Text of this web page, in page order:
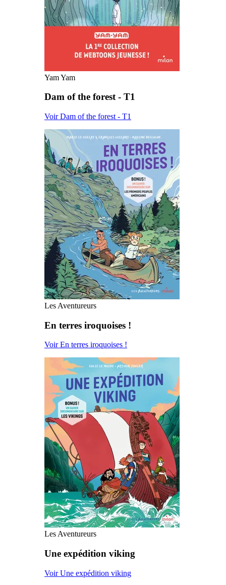
Yam Yam
Dam of the forest - T1
Voir Dam of the forest - T1
Les Aventureurs
En terres iroquoises !
Voir En terres iroquoises !
Les Aventureurs
Une expédition viking
Voir Une expédition viking